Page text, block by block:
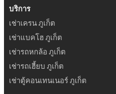
บริการ
เช่าเครน ภูเก็ต
เช่าแบคโฮ ภูเก็ต
เช่ารถหกล้อ ภูเก็ต
เช่ารถเฮี้ยบ ภูเก็ต
เช่าตู้คอนเทนเนอร์ ภูเก็ต